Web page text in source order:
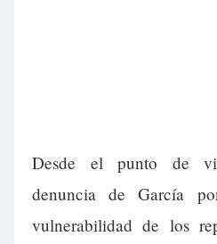
Desde el punto de
denuncia de García
vulnerabilidad de los